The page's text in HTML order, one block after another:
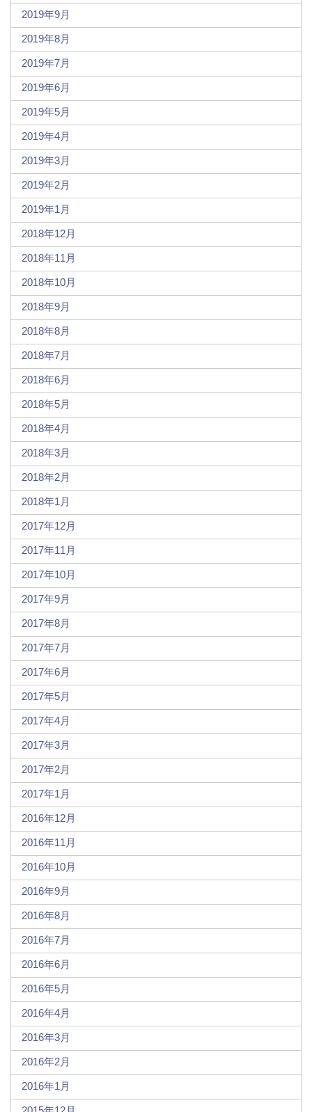
2019年9月
2019年8月
2019年7月
2019年6月
2019年5月
2019年4月
2019年3月
2019年2月
2019年1月
2018年12月
2018年11月
2018年10月
2018年9月
2018年8月
2018年7月
2018年6月
2018年5月
2018年4月
2018年3月
2018年2月
2018年1月
2017年12月
2017年11月
2017年10月
2017年9月
2017年8月
2017年7月
2017年6月
2017年5月
2017年4月
2017年3月
2017年2月
2017年1月
2016年12月
2016年11月
2016年10月
2016年9月
2016年8月
2016年7月
2016年6月
2016年5月
2016年4月
2016年3月
2016年2月
2016年1月